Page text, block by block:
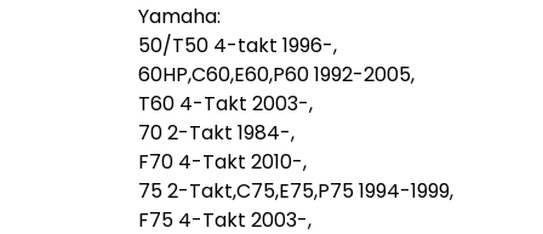
Yamaha:
50/T50 4-takt 1996-,
60HP,C60,E60,P60 1992-2005,
T60 4-Takt 2003-,
70 2-Takt 1984-,
F70 4-Takt 2010-,
75 2-Takt,C75,E75,P75 1994-1999,
F75 4-Takt 2003-,